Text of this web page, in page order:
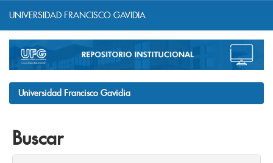
navigation
UNIVERSIDAD FRANCISCO GAVIDIA
Universidad Francisco Gavidia
Buscar